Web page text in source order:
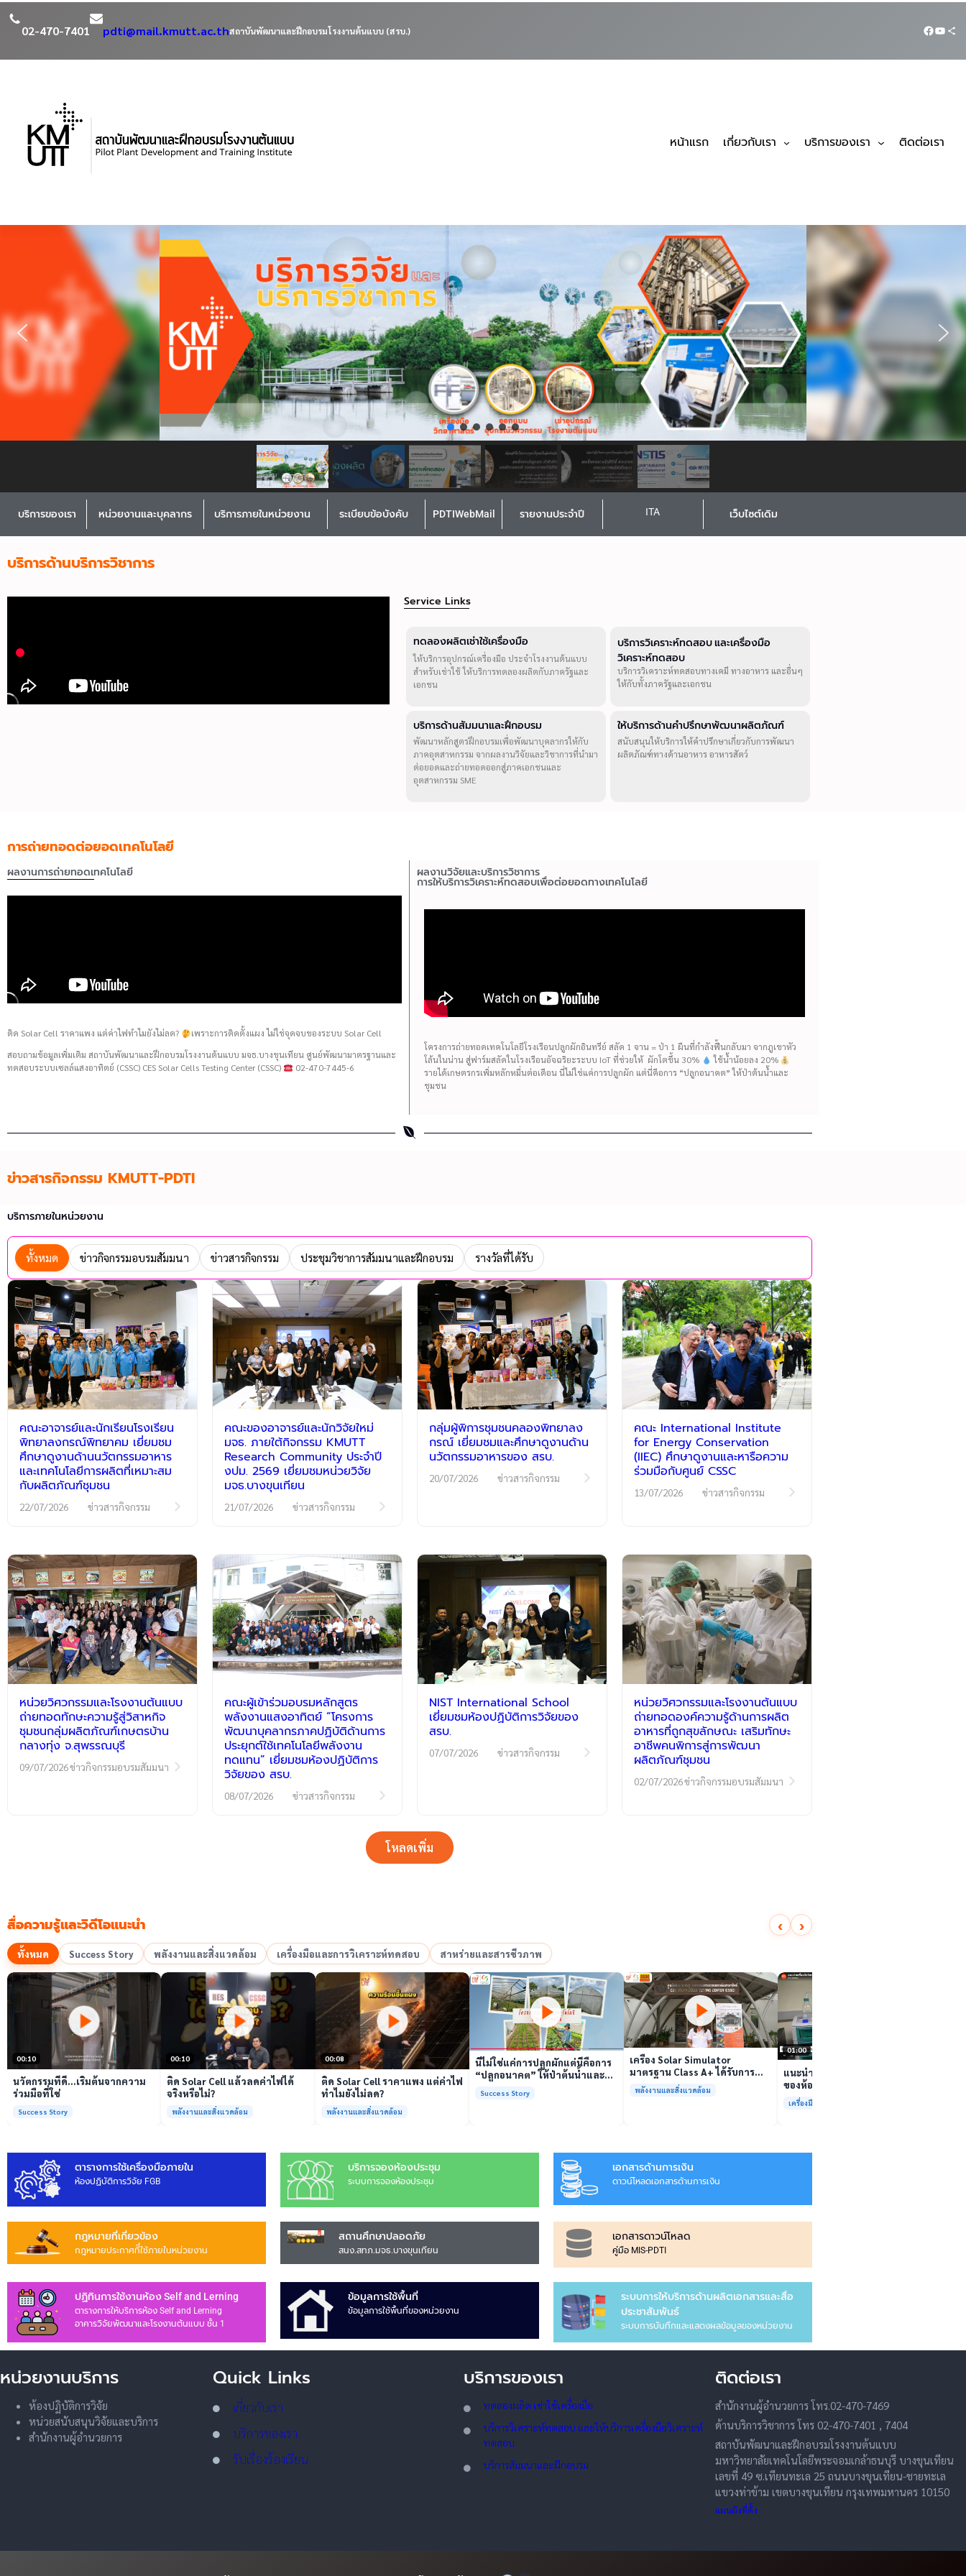
02-470-7401 pdti@mail.kmutt.ac.thสถาบันพัฒนาและฝึกอบรมโรงงานต้นแบบ (สรบ.)
หน้าแรก เกี่ยวกับเรา บริการของเรา ติดต่อเรา
บริการของเรา หน่วยงานและบุคลากร บริการภายในหน่วยงาน ระเบียบข้อบังคับ PDTIWebMail รายงานประจำปี ITA เว็บไซต์เดิม
บริการด้านบริการวิชาการ
Service Links
ทดลองผลิตเช่าใช้เครื่องมือ
ให้บริการอุปกรณ์เครื่องมือ ประจำโรงงานต้นแบบ
สำหรับเช่าใช้ ให้บริการทดลองผลิตกับภาครัฐและ
เอกชน
บริการวิเคราะห์ทดสอบ และเครื่องมือ
วิเคราะห์ทดสอบ
บริการวิเคราะห์ทดสอบทางเคมี ทางอาหาร และอื่นๆ
ให้กับทั้งภาครัฐและเอกชน
บริการด้านสัมมนาและฝึกอบรม
พัฒนาหลักสูตรฝึกอบรมเพื่อพัฒนาบุคลากรให้กับ
ภาคอุตสาหกรรม จากผลงานวิจัยและวิชาการที่นำมา
ต่อยอดและถ่ายทอดออกสู่ภาคเอกชนและ
อุตสาหกรรม SME
ให้บริการด้านคำปรึกษาพัฒนาผลิตภัณฑ์
สนับสนุนให้บริการให้คำปรึกษาเกี่ยวกับการพัฒนา
ผลิตภัณฑ์ทางด้านอาหาร อาหารสัตว์
การถ่ายทอดต่อยอดเทคโนโลยี
ผลงานการถ่ายทอดเทคโนโลยี
ติด Solar Cell ราคาแพง แต่ค่าไฟทำไมยังไม่ลด?
เพราะการติดตั้งแผง ไม่ใช่จุดจบของระบบ Solar Cell
สอบถามข้อมูลเพิ่มเติม สถาบันพัฒนาและฝึกอบรมโรงงานต้นแบบ มจธ.บางขุนเทียน ศูนย์พัฒนามาตรฐานและ
ทดสอบระบบเซลล์แสงอาทิตย์ (CSSC) CES Solar Cells Testing Center (CSSC)
02-470-7445-6
ผลงานวิจัยและบริการวิชาการ
การให้บริการวิเคราะห์ทดสอบเพื่อต่อยอดทางเทคโนโลยี
โครงการถ่ายทอดเทคโนโลยีโรงเรือนปลูกผักอินทรีย์ สลัด 1 จาน = ป่า 1 ผืนที่กำลังฟื้นกลับมา จากภูเขาหัว
โล้นในน่าน สู่ฟาร์มสลัดในโรงเรือนอัจฉริยะระบบ IoT ที่ช่วยให้ ผักโตขึ้น 30%
ใช้น้ำน้อยลง 20%
รายได้เกษตรกรเพิ่มหลักหมื่นต่อเดือน นี่ไม่ใช่แค่การปลูกผัก แต่นี่คือการ “ปลูกอนาคต” ให้ป่าต้นน้ำและ
ชุมชน
ข่าวสารกิจกรรม KMUTT-PDTI
บริการภายในหน่วยงาน
ทั้งหมด ข่าวกิจกรรมอบรมสัมมนา ข่าวสารกิจกรรม ประชุมวิชาการสัมมนาและฝึกอบรม รางวัลที่ได้รับ
คณะอาจารย์และนักเรียนโรงเรียน
พิทยาลงกรณ์พิทยาคม เยี่ยมชม
ศึกษาดูงานด้านนวัตกรรมอาหาร
และเทคโนโลยีการผลิตที่เหมาะสม
กับผลิตภัณฑ์ชุมชน
22/07/2026 ข่าวสารกิจกรรม
คณะของอาจารย์และนักวิจัยใหม่
มจธ. ภายใต้กิจกรรม KMUTT
Research Community ประจำปี
งปม. 2569 เยี่ยมชมหน่วยวิจัย
มจธ.บางขุนเทียน
21/07/2026 ข่าวสารกิจกรรม
กลุ่มผู้พิการชุมชนคลองพิทยาลง
กรณ์ เยี่ยมชมและศึกษาดูงานด้าน
นวัตกรรมอาหารของ สรบ.
20/07/2026 ข่าวสารกิจกรรม
คณะ International Institute
for Energy Conservation
(IIEC) ศึกษาดูงานและหารือความ
ร่วมมือกับศูนย์ CSSC
13/07/2026 ข่าวสารกิจกรรม
หน่วยวิศวกรรมและโรงงานต้นแบบ
ถ่ายทอดทักษะความรู้สู่วิสาหกิจ
ชุมชนกลุ่มผลิตภัณฑ์เกษตรบ้าน
กลางทุ่ง จ.สุพรรณบุรี
09/07/2026ข่าวกิจกรรมอบรมสัมมนา
คณะผู้เข้าร่วมอบรมหลักสูตร
พลังงานแสงอาทิตย์ “โครงการ
พัฒนาบุคลากรภาคปฏิบัติด้านการ
ประยุกต์ใช้เทคโนโลยีพลังงาน
ทดแทน” เยี่ยมชมห้องปฏิบัติการ
วิจัยของ สรบ.
08/07/2026 ข่าวสารกิจกรรม
NIST International School
เยี่ยมชมห้องปฏิบัติการวิจัยของ
สรบ.
07/07/2026 ข่าวสารกิจกรรม
หน่วยวิศวกรรมและโรงงานต้นแบบ
ถ่ายทอดองค์ความรู้ด้านการผลิต
อาหารที่ถูกสุขลักษณะ เสริมทักษะ
อาชีพคนพิการสู่การพัฒนา
ผลิตภัณฑ์ชุมชน
02/07/2026ข่าวกิจกรรมอบรมสัมมนา
โหลดเพิ่ม
สื่อความรู้และวิดีโอแนะนำ ‹ ›
ทั้งหมด Success Story พลังงานและสิ่งแวดล้อม เครื่องมือและการวิเคราะห์ทดสอบ สาหร่ายและสารชีวภาพ
เล่นวิดีโอ
00:10
นวัตกรรมที่ดี…เริ่มต้นจากความ
ร่วมมือที่ใช่
Success Story
เล่นวิดีโอ
00:10
ติด Solar Cell แล้วลดค่าไฟได้
จริงหรือไม่?
พลังงานและสิ่งแวดล้อม
เล่นวิดีโอ
00:08
ติด Solar Cell ราคาแพง แต่ค่าไฟ
ทำไมยังไม่ลด?
พลังงานและสิ่งแวดล้อม
เล่นวิดีโอ
นี่ไม่ใช่แค่การปลูกผักแต่นี่คือการ
“ปลูกอนาคต” ให้ป่าต้นน้ำและ
Success Story
เล่นวิดีโอ
เครื่อง Solar Simulator
มาตรฐาน Class A+ ได้รับการ
รับรองมาตรฐาน ISO/IEC17025
พร้อมให้บริการแล้ว
พลังงานและสิ่งแวดล้อม
01:00
แนะนำเครื่องมือวิเคราะห์ทดสอบ
ของห้องปฏิบัติการกลางเพื่อการ
วิเคราะห์กระบวนการและสิ่ง
แวดล้อม สรบ.มจธ.
เครื่องมือและการวิเคราะห์ทดสอบ
ตารางการใช้เครื่องมือภายใน
ห้องปฏิบัติการวิจัย FGB
บริการจองห้องประชุม
ระบบการจองห้องประชุม
เอกสารด้านการเงิน
ดาวน์โหลดเอกสารด้านการเงิน
กฎหมายที่เกี่ยวข้อง
กฎหมายประกาศทีี่ใช้ภายในหน่วยงาน
สถานศึกษาปลอดภัย
สนง.สทภ.มจธ.บางขุนเทียน
เอกสารดาวน์โหลด
คู่มือ MIS-PDTI
ปฏิทินการใช้งานห้อง Self and Lerning
ตารางการให้บริการห้อง Self and Lerning
อาคารวิจัยพัฒนาและโรงงานต้นแบบ ชั้น 1
ข้อมูลการใช้พื้นที่
ข้อมูลการใช้พื้นที่ของหน่วยงาน
ระบบการให้บริการด้านผลิตเอกสารและสื่อ
ประชาสัมพันธ์
ระบบการบันทึกและแสดงผลข้อมูลของหน่วยงาน
หน่วยงานบริการ
ห้องปฏิบัติการวิจัย
หน่วยสนับสนุนวิจัยและบริการ
สำนักงานผู้อำนวยการ
Quick Links
เกี่ยวกับเรา
บริการของเรา
รับเรื่องร้องเรียน
บริการของเรา
ทดลองผลิต เช่าใช้เครื่องมือ
บริการวิเคราะห์ทดสอบ และให้บริการเครื่องมือวิเคราะห์
ทดสอบ
บริการสัมมนาและฝึกอบรม
ติดต่อเรา
สำนักงานผู้อำนวยการ โทร.02-470-7469
ด้านบริการวิชาการ โทร 02-470-7401 , 7404
สถาบันพัฒนาและฝึกอบรมโรงงานต้นแบบ
มหาวิทยาลัยเทคโนโลยีพระจอมเกล้าธนบุรี บางขุนเทียน
เลขที่ 49 ซ.เทียนทะเล 25 ถนนบางขุนเทียน-ชายทะเล
แขวงท่าข้าม เขตบางขุนเทียน กรุงเทพมหานคร 10150
แผนผังที่ตั้ง